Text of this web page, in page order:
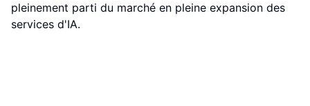
pleinement parti du marché en pleine expansion des
services d'IA.